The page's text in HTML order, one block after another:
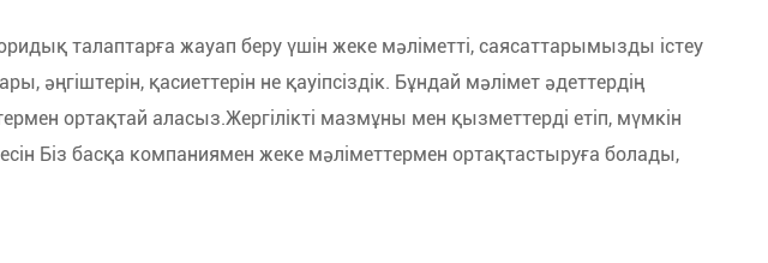
юридық талаптарға жауап беру үшін жеке мәліметті, саясаттарымызды істеу
қасиеттерін не қауіпсіздік. Бұндай мәлімет әдеттердің
ортақтай аласыз.Жергілікті мазмұны мен қызметтерді етіп, мүмкін
Біз басқа компаниямен жеке мәліметтермен ортақтастыруға болады,